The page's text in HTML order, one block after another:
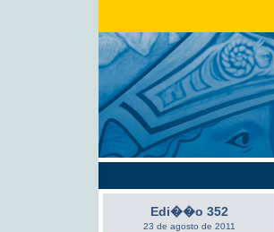
Edi��o 352
23 de agosto de 2011